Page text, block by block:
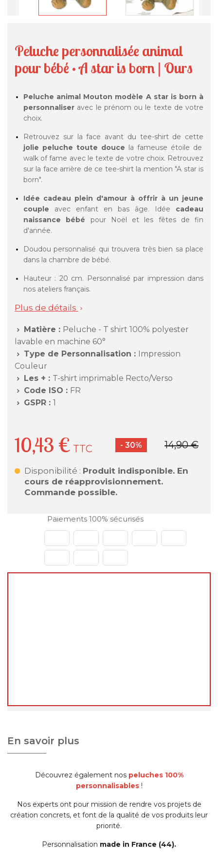
Peluche personnalisée animal
pour bébé · A star is born | Ours
Peluche animal Mouton modèle A star is born à
personnaliser avec le prénom ou le texte de votre
choix.
Retrouvez sur la face avant du tee-shirt de cette
jolie peluche toute douce la fameuse étoile de
walk of fame avec le texte de votre choix. Retrouvez
sur la face arrière de ce tee-shirt la mention "A star is
born".
Idée cadeau plein d'amour à offrir à un jeune
couple avec enfant en bas âge. Idée cadeau
naissance bébé pour Noël et les fêtes de fin
d'année.
Doudou personnalisé qui trouvera très bien sa place
dans la chambre de bébé.
Hauteur : 20 cm. Personnalisé par impression dans
nos ateliers français.
Plus de détails 
 Matière : Peluche - T shirt 100% polyester
lavable en machine 60°
 Type de Personnalisation : Impression
Couleur
 Les + : T-shirt imprimable Recto/Verso
 Code ISO : FR
 GSPR : 1
10,43 € TTC - 30% 14,90 €
Disponibilité : Produit indisponible. En
cours de réapprovisionnement.
Commande possible.
Paiements 100% sécurisés
En savoir plus
Découvrez également nos peluches 100%
personnalisables!
Nos experts ont pour mission de rendre vos projets de
création concrets, et font de la qualité de vos produits leur
priorité.
Personnalisation made in France (44).